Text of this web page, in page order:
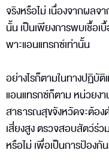
จริงหรือไม่ เนื่องจากผลจ
นั้น เป็นเพียงการพบเชื้อเ
พาะแอนแทรกซ์เท่านั้น
อย่างไรก็ตามในทางปฏิบัติ
แอนแทรกซ์ก็ตาม หน่วยง
สาธารณสุขจังหวัดจะต้อ
เสี่ยงสูง ตรวจสอบสัตว์ร่
หรือไม่ เพื่อเป็นการป้องกั